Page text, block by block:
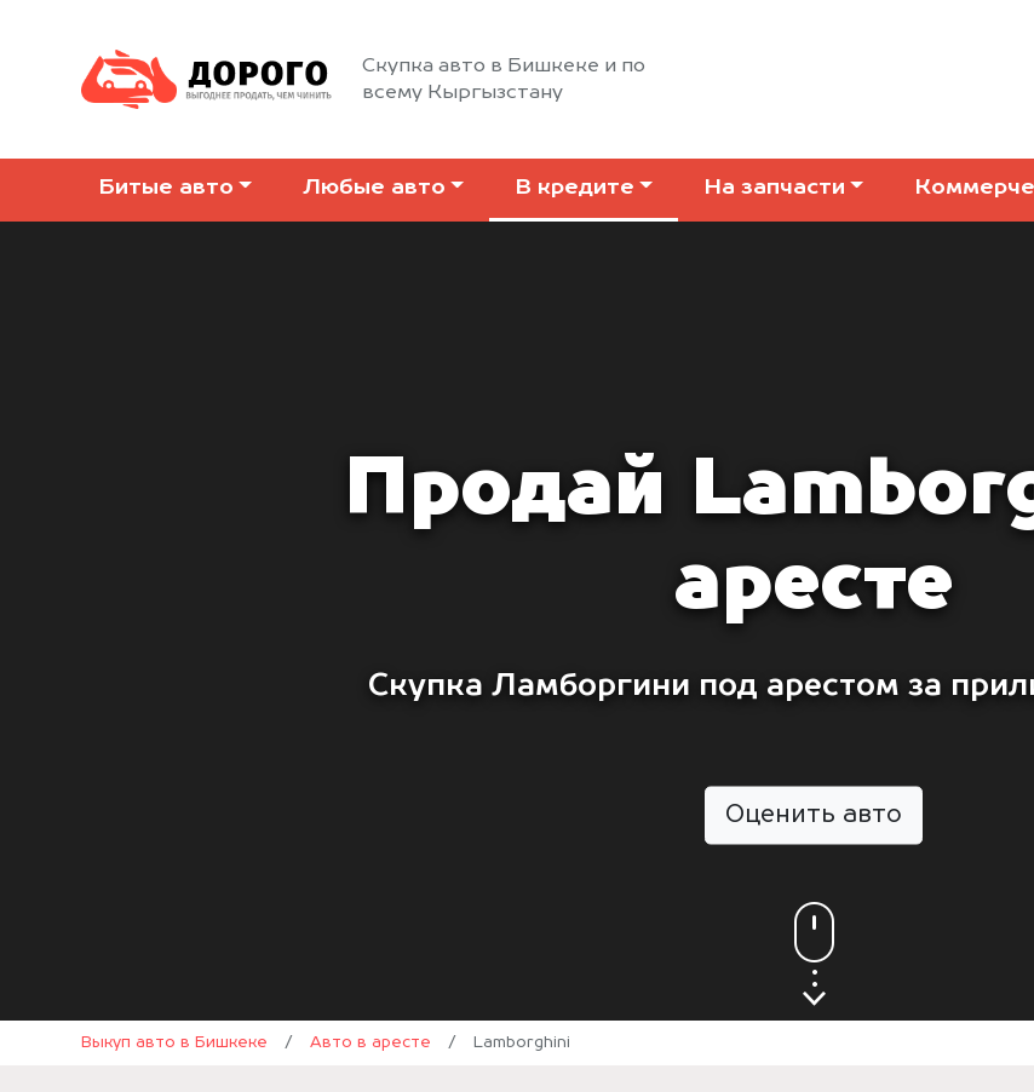
Скупка авто в Бишкеке и по
всему Кыргызстану
Битые авто Любые авто В кредите На запчасти
Продай
аресте
Скупка Ламборгини под арестом за
Оценить авто
Выкуп авто в Бишкеке / Авто в аресте / Lamborghini